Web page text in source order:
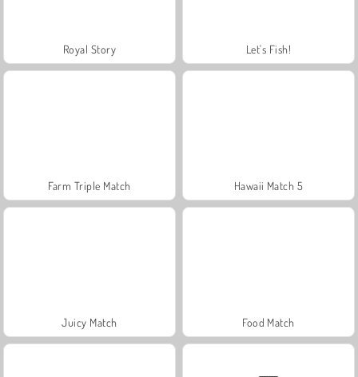
Royal Story Let's Fish!
Farm Triple Match Hawaii Match 5
Juicy Match Food Match